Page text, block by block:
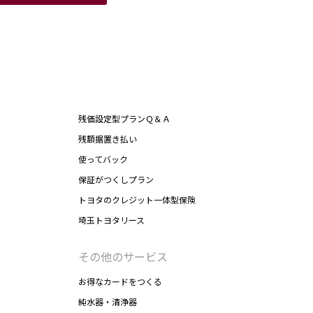
残価設定型プランＱ＆Ａ
残額据置き払い
使ってバック
保証がつくしプラン
トヨタのクレジット一体型保険
埼玉トヨタリース
その他のサービス
お得なカードをつくる
純水器・清浄器